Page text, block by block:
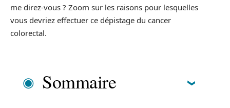
me direz-vous ? Zoom sur les raisons pour lesquelles
vous devriez effectuer ce dépistage du cancer
colorectal.
Sommaire